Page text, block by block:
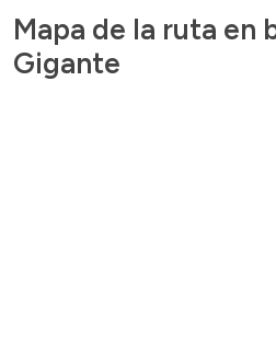
Mapa de la ruta en
Gigante